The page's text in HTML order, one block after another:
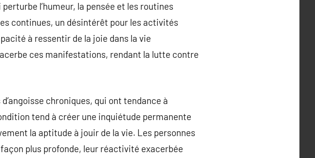
l’humeur, la pensée et les routines
continues, un désintérêt pour les activités
à ressentir de la joie dans la vie
ces manifestations, rendant la lutte contre
chroniques, qui ont tendance à
tend à créer une inquiétude permanente
la aptitude à jouir de la vie. Les personnes
plus profonde, leur réactivité exacerbée